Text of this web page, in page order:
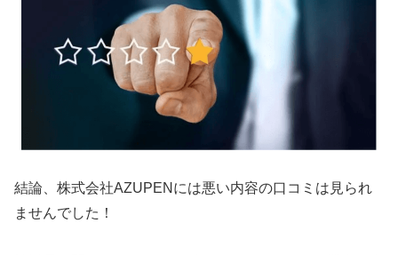
結論、株式会社AZUPENには悪い内容の口コミは見られ
ませんでした！